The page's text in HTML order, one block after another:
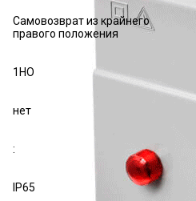
Самовозврат из крайнего
правого положения
1НО
нет
:
IP65